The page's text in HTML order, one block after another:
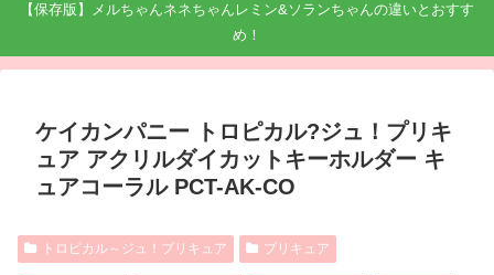
【保存版】メルちゃんネネちゃんレミン&ソランちゃんの違いとおすす
め！
ケイカンパニー トロピカル?ジュ！プリキ
ュア アクリルダイカットキーホルダー キ
ュアコーラル PCT-AK-CO
トロピカル～ジュ！プリキュア プリキュア